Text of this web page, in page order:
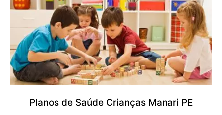
Planos de Saúde Crianças Manari PE